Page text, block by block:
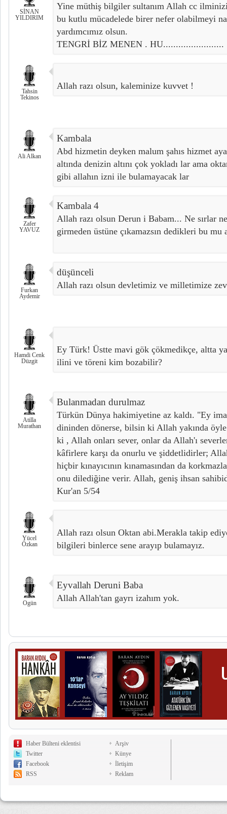
SİNAN
YILDIRIM
Yine müthiş bilgiler sultanım Allah cc
bu kutlu mücadelede birer nefer olabilmeyi
yardımcımız olsun.
TENGRİ BİZ MENEN . HU........................
Tahsin
Tekinos
Allah razı olsun, kaleminize kuvvet !
Ali Alkan
Kambala
Abd hizmetin deyken malum şahıs hizmet
altında denizin altını çok yokladı lar ama
gibi allahın izni ile bulamayacak lar
Zafer
YAVUZ
Kambala 4
Allah razı olsun Derun i Babam... Ne sırlar
girmeden üstüne çıkamazsın dedikleri bu
Furkan
Aydemir
düşünceli
Allah razı olsun devletimiz ve milletimize
Hamdi Cenk
Düzgit
Ey Türk! Üstte mavi gök çökmedikçe, altta
ilini ve töreni kim bozabilir?
Atilla
Murathan
Bulanmadan durulmaz
Türkün Dünya hakimiyetine az kaldı. "Ey
dininden dönerse, bilsin ki Allah yakında
ki , Allah onları sever, onlar da Allah'ı
kâfirlere karşı da onurlu ve şiddetlidirler;
hiçbir kınayıcının kınamasından da
onu dilediğine verir. Allah, geniş ihsan
Kur'an 5/54
Yücel
Özkan
Allah razı olsun Oktan abi.Merakla takip
bilgileri binlerce sene arayıp bulamayız.
Ogün
Eyvallah Deruni Baba
Allah Allah'tan gayrı izahım yok.
Haber Bülteni eklentisi
Twitter
Facebook
RSS
Arşiv
Künye
İletişim
Reklam